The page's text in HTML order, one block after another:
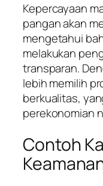
Kepercayaan
pangan akan
mengetahui
melakukan
transparan.
lebih memilih
berkualitas,
perekonomian
Contoh